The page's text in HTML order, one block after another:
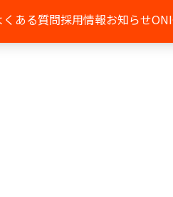
くある質問採用情報お知らせ